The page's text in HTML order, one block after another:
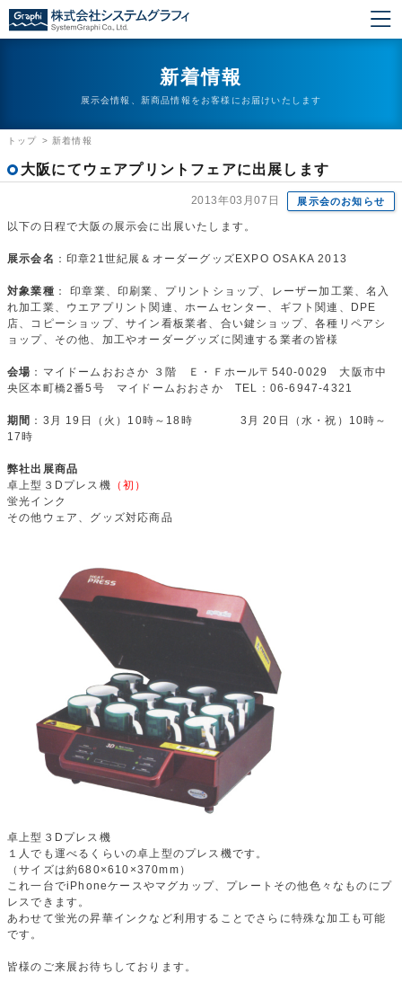
新着情報
展示会情報、新商品情報をお客様にお届けいたします
トップ > 新着情報
大阪にてウェアプリントフェアに出展します
2013年03月07日 展示会のお知らせ
以下の日程で大阪の展示会に出展いたします。
展示会名 ：印章21世紀展＆オーダーグッズEXPO OSAKA 2013
対象業種 ： 印章業、印刷業、プリントショップ、レーザー加工業、名入
れ加工業、ウエアプリント関連、ホームセンター、ギフト関連、DPE
店、コピーショップ、サイン看板業者、合い鍵ショップ、各種リペアシ
ョップ、その他、加工やオーダーグッズに関連する業者の皆様
会場 ：マイドームおおさか ３階 Ｅ・Ｆホール〒540-0029 大阪市中
央区本町橋2番5号 マイドームおおさか TEL：06-6947-4321
期間 ：3月 19日（火）10時～18時 3月 20日（水・祝）10時～
17時
弊社出展商品
卓上型３Dプレス機 （初）
蛍光インク
その他ウェア、グッズ対応商品
卓上型３Dプレス機
１人でも運べるくらいの卓上型のプレス機です。
（サイズは約680×610×370mm）
これ一台でiPhoneケースやマグカップ、プレートその他色々なものにプ
レスできます。
あわせて蛍光の昇華インクなど利用することでさらに特殊な加工も可能
です。
皆様のご来展お待ちしております。